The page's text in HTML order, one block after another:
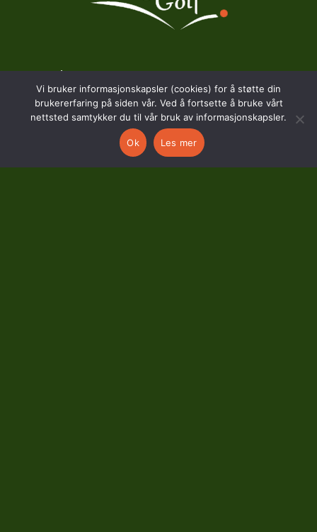
BESØKSADRESSE
Hostvedtveien 130
3618 Skollenborg
Vi bruker informasjonskapsler (cookies) for å støtte din
brukererfaring på siden vår. Ved å fortsette å bruke vårt
nettsted samtykker du til vår bruk av informasjonskapsler.
Ok Les mer